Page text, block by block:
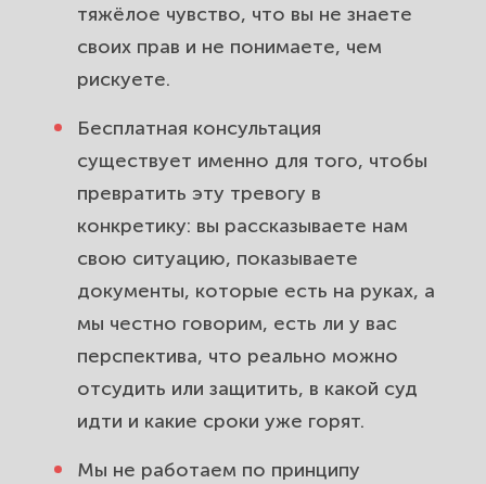
тяжёлое чувство, что вы не знаете
своих прав и не понимаете, чем
рискуете.
Бесплатная консультация
существует именно для того, чтобы
превратить эту тревогу в
конкретику: вы рассказываете нам
свою ситуацию, показываете
документы, которые есть на руках, а
мы честно говорим, есть ли у вас
перспектива, что реально можно
отсудить или защитить, в какой суд
идти и какие сроки уже горят.
Мы не работаем по принципу